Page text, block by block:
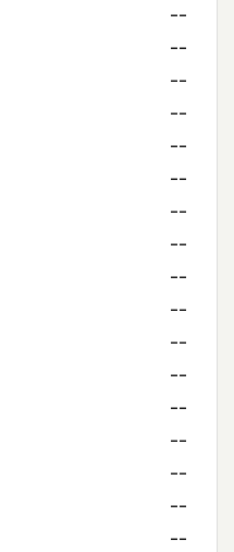
--
--
--
--
--
--
--
--
--
--
--
--
--
--
--
--
--